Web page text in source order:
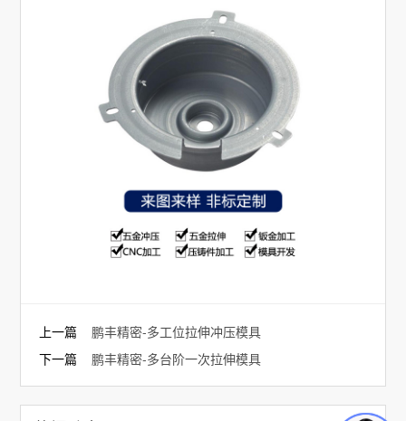
上一篇鹏丰精密-多工位拉伸冲压模具
下一篇鹏丰精密-多台阶一次拉伸模具